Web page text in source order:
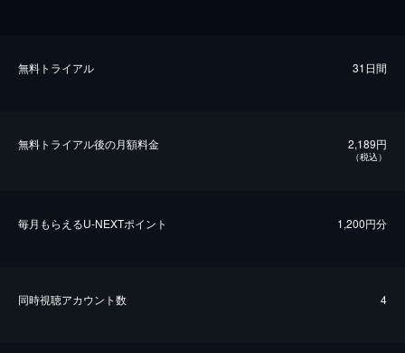
無料トライアル 31日間
無料トライアル後の⽉額料金 2,189円
（税込）
毎⽉もらえるU-NEXTポイント 1,200円分
同時視聴アカウント数 4